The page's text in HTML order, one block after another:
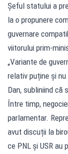
Șeful statului a
la o propunere
guvernare
viitorului prim-
„Variante de
relativ puține și
Dan, subliniind
Între timp,
parlamentar.
avut discuții la
ce PNL și USR